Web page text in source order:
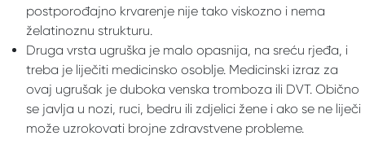
postporođajno krvarenje nije tako viskozno i ​​nema
želatinoznu strukturu.
Druga vrsta ugruška je malo opasnija, na sreću rjeđa, i
treba je liječiti medicinsko osoblje. Medicinski izraz za
ovaj ugrušak je duboka venska tromboza ili DVT. Obično
se javlja u nozi, ruci, bedru ili zdjelici žene i ako se ne liječi
može uzrokovati brojne zdravstvene probleme.